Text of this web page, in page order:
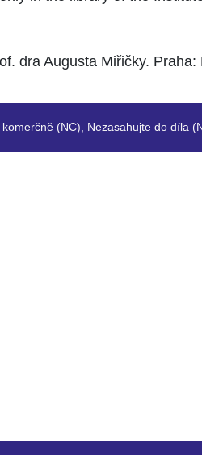
dra Augusta Miřičky. Praha:
(NC), Nezasahujte do díla